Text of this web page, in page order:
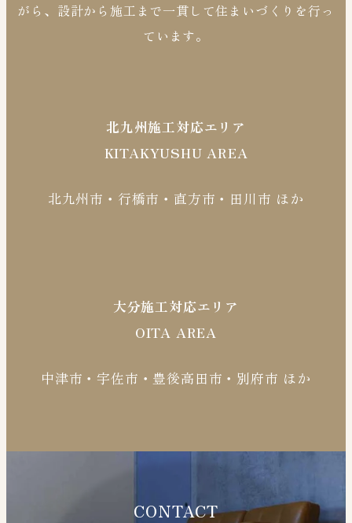
がら、設計から施工まで一貫して住まいづくりを行っ
ています。
北九州施工対応エリア
KITAKYUSHU AREA
北九州市・行橋市・直方市・田川市 ほか
大分施工対応エリア
OITA AREA
中津市・宇佐市・豊後高田市・別府市 ほか
CONTACT